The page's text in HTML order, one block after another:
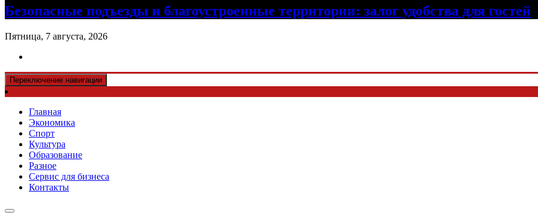
Безопасные подъезды и благоустроенные территории: залог удобства для гостей
Пятница, 7 августа, 2026
Переключение навигации
Главная
Экономика
Спорт
Культура
Образование
Разное
Сервис для бизнеса
Контакты